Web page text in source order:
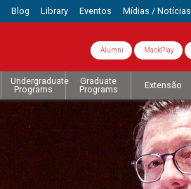
Blog Library Eventos Mídias / Notícias
Alumni MackPlay
Undergraduate
Programs
Graduate
Programs
Extensão